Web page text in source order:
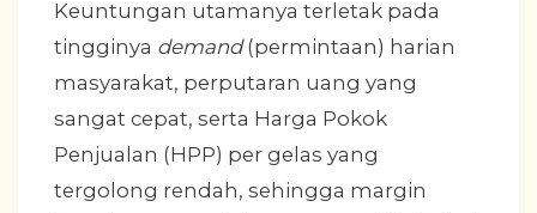
Keuntungan utamanya terletak pada
tingginya demand(permintaan) harian
masyarakat, perputaran uang yang
sangat cepat, serta Harga Pokok
Penjualan (HPP) per gelas yang
tergolong rendah, sehingga margin